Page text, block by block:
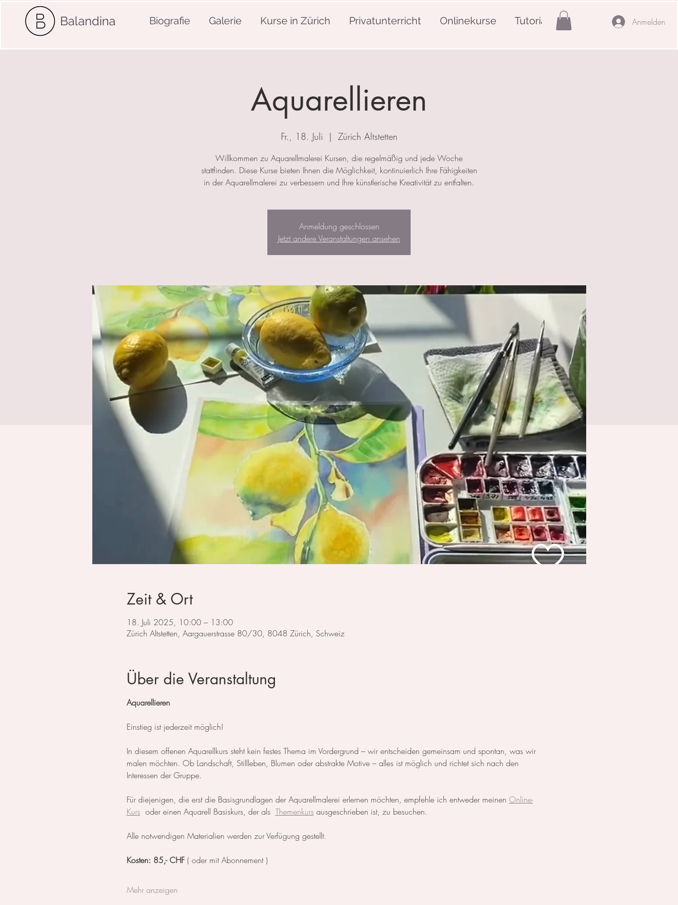
Balandina Biografie Galerie Kurse in Zürich Privatunterricht Onlinekurse Tutorials Anmelden
Aquarellieren
Fr., 18. Juli
  |
Zürich Altstetten
Willkommen zu Aquarellmalerei Kursen, die regelmäßig und jede Woche
stattfinden. Diese Kurse bieten Ihnen die Möglichkeit, kontinuierlich Ihre Fähigkeiten
in der Aquarellmalerei zu verbessern und Ihre künstlerische Kreativität zu entfalten.
Anmeldung geschlossen
Jetzt andere Veranstaltungen ansehen
Zeit & Ort
18. Juli 2025, 10:00 – 13:00
Zürich Altstetten, Aargauerstrasse 80/30, 8048 Zürich, Schweiz
Über die Veranstaltung
Aquarellieren
Einstieg ist jederzeit möglich!
In diesem offenen Aquarellkurs steht kein festes Thema im Vordergrund – wir entscheiden gemeinsam und spontan, was wir
malen möchten. Ob Landschaft, Stillleben, Blumen oder abstrakte Motive – alles ist möglich und richtet sich nach den
Interessen der Gruppe.
Für diejenigen, die erst die Basisgrundlagen der Aquarellmalerei erlernen möchten, empfehle ich entweder meinen Online-
Kurs oder einen Aquarell Basiskurs, der als Themenkurs ausgeschrieben ist, zu besuchen.
Alle notwendigen Materialien werden zur Verfügung gestellt.
Kosten: 85,- CHF ( oder mit Abonnement )
Mehr anzeigen